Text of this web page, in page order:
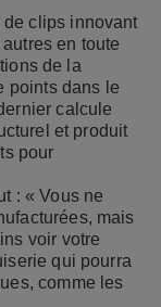
de clips innovant
en toute
de la
points dans le
calcule
et produit
pour
: « Vous ne
mais
voir votre
qui pourra
comme les